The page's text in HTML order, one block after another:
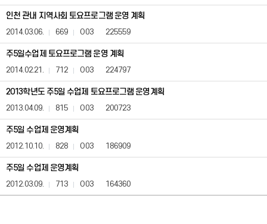
제
등
록
일,
조
수,
부,
담
당
자,
연
락
정
보
인천 관내 지역사회 토요프로그램 운영 계획
2014.03.06. 669 O03 225559
주5일수업제 토요프로그램 운영 계획
2014.02.21. 712 O03 224797
2013학년도 주5일 수업제 토요프로그램 운영계획
2013.04.09. 815 O03 200723
주5일 수업제 운영계획
2012.10.10. 828 O03 186909
주5일 수업제 운영계획
2012.03.09. 713 O03 164360